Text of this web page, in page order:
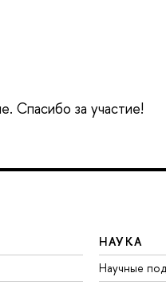
Спасибо за участие!
НАУКА
Научные